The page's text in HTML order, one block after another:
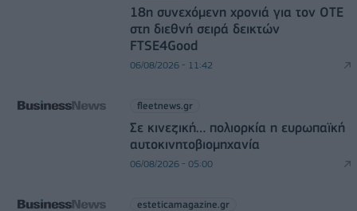
18η συνεχόμενη χρονιά για τον ΟΤΕ
στη διεθνή σειρά δεικτών
FTSE4Good
06/08/2026 - 11:42
fleetnews.gr
Σε κινεζική… πολιορκία η ευρωπαϊκή
αυτοκινητοβιομηχανία
06/08/2026 - 05:00
esteticamagazine.gr